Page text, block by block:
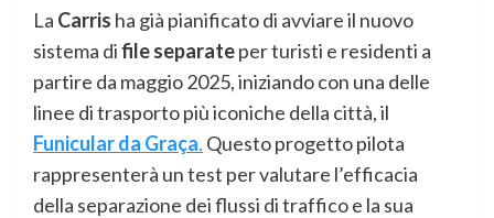
La Carris ha già pianificato di avviare il nuovo
sistema difile separateper turisti e residenti a
partire da maggio 2025, iniziando con una delle
linee di trasporto più iconiche della città, il
Funicular da Graça. Questo progetto pilota
rappresenterà un test per valutare l’efficacia
della separazione dei flussi di traffico e la sua